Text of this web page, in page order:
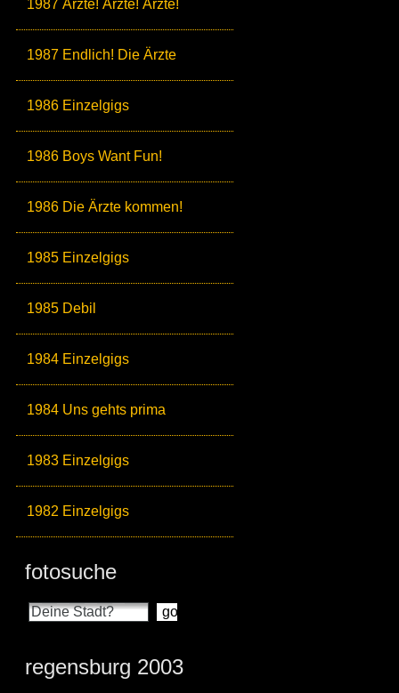
1987 Ärzte! Ärzte! Ärzte!
1987 Endlich! Die Ärzte
1986 Einzelgigs
1986 Boys Want Fun!
1986 Die Ärzte kommen!
1985 Einzelgigs
1985 Debil
1984 Einzelgigs
1984 Uns gehts prima
1983 Einzelgigs
1982 Einzelgigs
fotosuche
regensburg 2003